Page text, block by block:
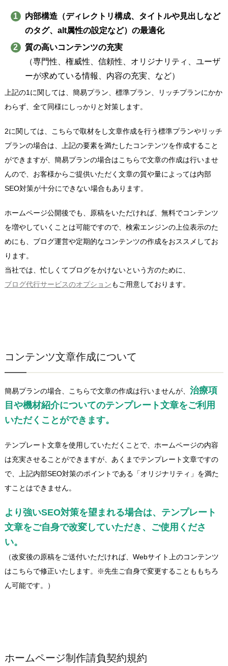
内部構造（ディレクトリ構成、タイトルや見出しなど
のタグ、alt属性の設定など）の最適化
質の高いコンテンツの充実
（専門性、権威性、信頼性、オリジナリティ、ユーザ
ーが求めている情報、内容の充実、など）
上記の1に関しては、簡易プラン、標準プラン、リッチプランにかか
わらず、全て同様にしっかりと対策します。
2に関しては、こちらで取材をし文章作成を行う標準プランやリッチ
プランの場合は、上記の要素を満たしたコンテンツを作成すること
ができますが、簡易プランの場合はこちらで文章の作成は行いませ
んので、お客様からご提供いただく文章の質や量によっては内部
SEO対策が十分にできない場合もあります。
ホームページ公開後でも、原稿をいただければ、無料でコンテンツ
を増やしていくことは可能ですので、検索エンジンの上位表示のた
めにも、ブログ運営や定期的なコンテンツの作成をおススメしてお
ります。
当社では、忙しくてブログをかけないという方のために、
ブログ代行サービスのオプションもご用意しております。
コンテンツ文章作成について
簡易プランの場合、こちらで文章の作成は行いませんが、 治療項
目や機材紹介についてのテンプレート文章をご利用
いただくことができます。
テンプレート文章を使用していただくことで、ホームページの内容
は充実させることができますが、あくまでテンプレート文章ですの
で、上記内部SEO対策のポイントである「オリジナリティ」を満た
すことはできません。
より強いSEO対策を望まれる場合は、テンプレート
文章をご自身で改変していただき、ご使用くださ
い。
（改変後の原稿をご送付いただければ、Webサイト上のコンテンツ
はこちらで修正いたします。※先生ご自身で変更することももちろ
ん可能です。）
ホームページ制作請負契約規約